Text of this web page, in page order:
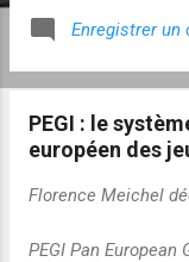
Enregistrer un
PEGI : le
européen des
Florence Meichel
PEGI Pan